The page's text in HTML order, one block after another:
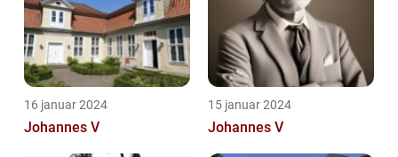
16 januar 2024
Johannes V
15 januar 2024
Johannes V